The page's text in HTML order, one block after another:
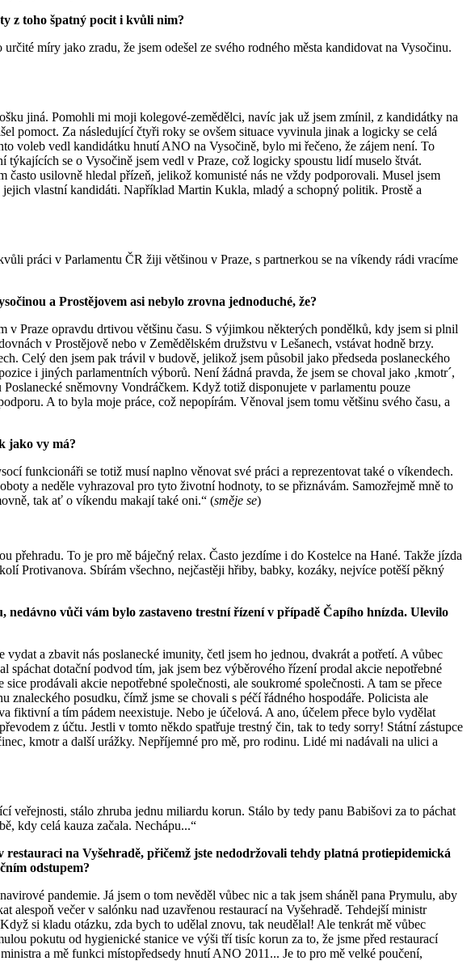
z toho špatný pocit i kvůli nim?
míry jako zradu, že jsem odešel ze svého rodného města kandidovat na Vysočinu.
jiná. Pomohli mi moji kolegové-zemědělci, navíc jak už jsem zmínil, z kandidátky na
pomoct. Za následující čtyři roky se ovšem situace vyvinula jinak a logicky se celá
voleb vedl kandidátku hnutí ANO na Vysočině, bylo mi řečeno, že zájem není. To
se o Vysočině jsem vedl v Praze, což logicky spoustu lidí muselo štvát.
usilovně hledal přízeň, jelikož komunisté nás ne vždy podporovali. Musel jsem
vlastní kandidáti. Například Martin Kukla, mladý a schopný politik. Prostě a
práci v Parlamentu ČR žiji většinou v Praze, s partnerkou se na víkendy rádi vracíme
a Prostějovem asi nebylo zrovna jednoduché, že?
v Praze opravdu drtivou většinu času. S výjimkou některých pondělků, kdy jsem si plnil
v Prostějově nebo v Zemědělském družstvu v Lešanech, vstávat hodně brzy.
Celý den jsem pak trávil v budově, jelikož jsem působil jako předseda poslaneckého
i jiných parlamentních výborů. Není žádná pravda, že jsem se choval jako ‚kmotr´,
sněmovny Vondráčkem. Když totiž disponujete v parlamentu pouze
A to byla moje práce, což nepopírám. Věnoval jsem tomu většinu svého času, a
jako vy má?
funkcionáři se totiž musí naplno věnovat své práci a reprezentovat také o víkendech.
a neděle vyhrazoval pro tyto životní hodnoty, to se přiznávám. Samozřejmě mně to
tak ať o víkendu makají také oni.“ (směje se)
přehradu. To je pro mě báječný relax. Často jezdíme i do Kostelce na Hané. Takže jízda
Protivanova. Sbírám všechno, nejčastěji hřiby, babky, kozáky, nejvíce potěší pěkný
vůči vám bylo zastaveno trestní řízení v případě Čapího hnízda. Ulevilo
a zbavit nás poslanecké imunity, četl jsem ho jednou, dvakrát a potřetí. A vůbec
dotační podvod tím, jak jsem bez výběrového řízení prodal akcie nepotřebné
prodávali akcie nepotřebné společnosti, ale soukromé společnosti. A tam se přece
posudku, čímž jsme se chovali s péčí řádného hospodáře. Policista ale
a tím pádem neexistuje. Nebo je účelová. A ano, účelem přece bylo vydělat
z účtu. Jestli v tomto někdo spatřuje trestný čin, tak to tedy sorry! Státní zástupce
kmotr a další urážky. Nepříjemné pro mě, pro rodinu. Lidé mi nadávali na ulici a
stálo zhruba jednu miliardu korun. Stálo by tedy panu Babišovi za to páchat
kdy celá kauza začala. Nechápu...“
na Vyšehradě, přičemž jste nedodržovali tehdy platná protiepidemická
odstupem?
pandemie. Já jsem o tom nevěděl vůbec nic a tak jsem sháněl pana Prymulu, aby
večer v salónku nad uzavřenou restaurací na Vyšehradě. Tehdejší ministr
si kladu otázku, zda bych to udělal znovu, tak neudělal! Ale tenkrát mě vůbec
pokutu od hygienické stanice ve výši tří tisíc korun za to, že jsme před restaurací
a mě funkci místopředsedy hnutí ANO 2011... Je to pro mě velké poučení,